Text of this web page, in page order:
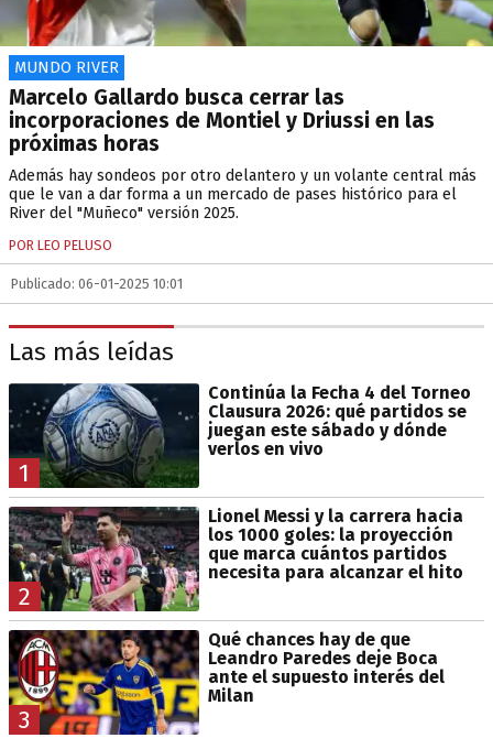
MUNDO RIVER
Marcelo Gallardo busca cerrar las
incorporaciones de Montiel y Driussi en las
próximas horas
Además hay sondeos por otro delantero y un volante central más
que le van a dar forma a un mercado de pases histórico para el
River del "Muñeco" versión 2025.
POR LEO PELUSO
Publicado: 06-01-2025 10:01
Las más leídas
1
Continúa la Fecha 4 del Torneo
Clausura 2026: qué partidos se
juegan este sábado y dónde
verlos en vivo
2
Lionel Messi y la carrera hacia
los 1000 goles: la proyección
que marca cuántos partidos
necesita para alcanzar el hito
3
Qué chances hay de que
Leandro Paredes deje Boca
ante el supuesto interés del
Milan